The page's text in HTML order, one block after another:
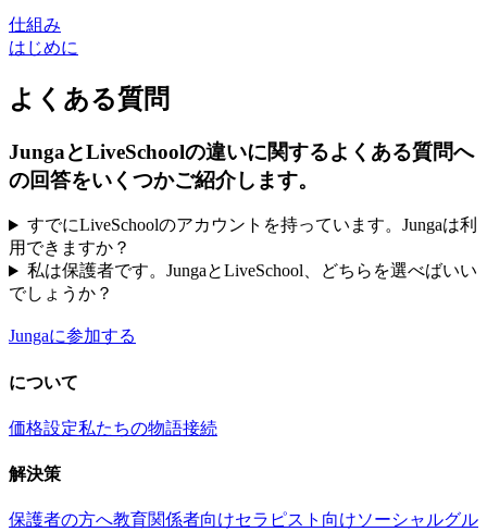
仕組み
はじめに
よくある質問
JungaとLiveSchoolの違いに関するよくある質問へ
の回答をいくつかご紹介します。
すでにLiveSchoolのアカウントを持っています。Jungaは利
用できますか？
私は保護者です。JungaとLiveSchool、どちらを選べばいい
でしょうか？
Jungaに参加する
について
価格設定私たちの物語接続
解決策
保護者の方へ教育関係者向けセラピスト向けソーシャルグル